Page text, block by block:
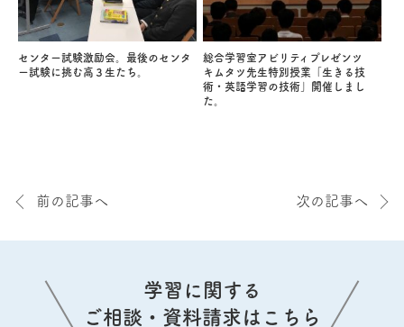
センター試験激励会。最後のセンタ
ー試験に挑む高３生たち。
総合学習室アビリティプレゼンツ
キムタツ先生特別授業「生きる技
術・英語学習の技術」開催しまし
た。
前の記事へ 次の記事へ
学習に関する
ご相談・資料請求はこちら